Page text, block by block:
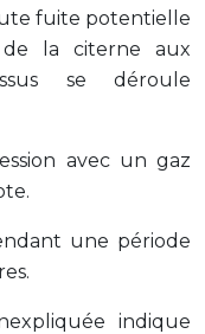
fuite potentielle
de la citerne aux
se déroule
avec un gaz
une période
indique